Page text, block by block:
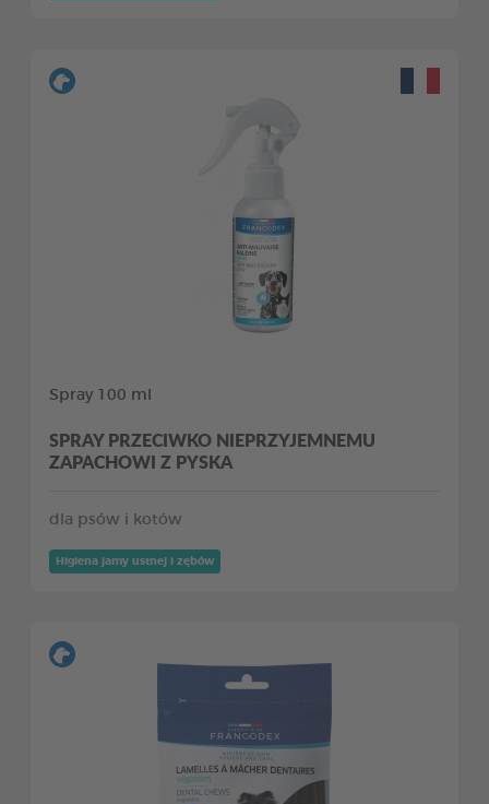
Spray 100 ml
SPRAY PRZECIWKO NIEPRZYJEMNEMU
ZAPACHOWI Z PYSKA
dla psów i kotów
Higiena jamy ustnej i zębów